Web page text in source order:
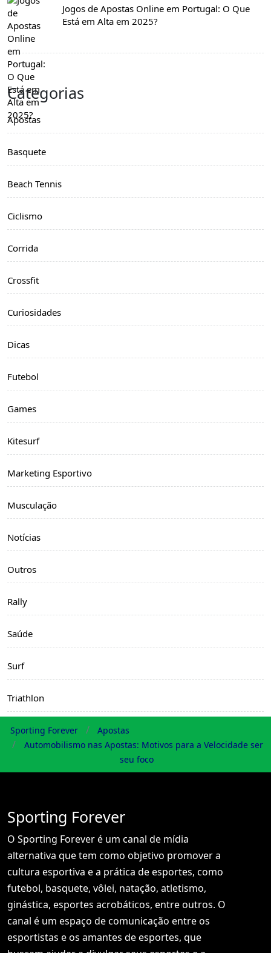
Jogos de Apostas Online em Portugal: O Que
Está em Alta em 2025?
Categorias
Apostas
Basquete
Beach Tennis
Ciclismo
Corrida
Crossfit
Curiosidades
Dicas
Futebol
Games
Kitesurf
Marketing Esportivo
Musculação
Notícias
Outros
Rally
Saúde
Surf
Triathlon
Sporting Forever
Apostas
Automobilismo nas Apostas: Motivos para a Velocidade ser
seu foco
Sporting Forever
O Sporting Forever é um canal de mídia
alternativa que tem como objetivo promover a
cultura esportiva e a prática de esportes, como
futebol, basquete, vôlei, natação, atletismo,
ginástica, esportes acrobáticos, entre outros. O
canal é um espaço de comunicação entre os
esportistas e os amantes de esportes, que